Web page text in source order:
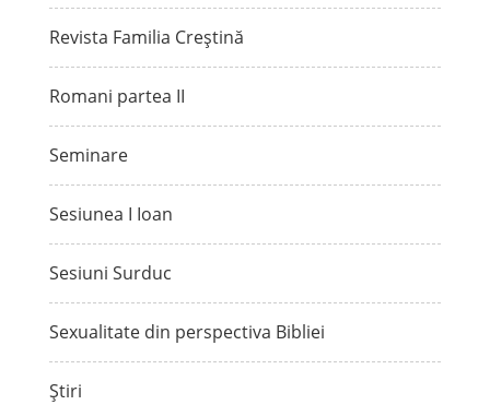
Revista Familia Creștină
Romani partea II
Seminare
Sesiunea I Ioan
Sesiuni Surduc
Sexualitate din perspectiva Bibliei
Știri